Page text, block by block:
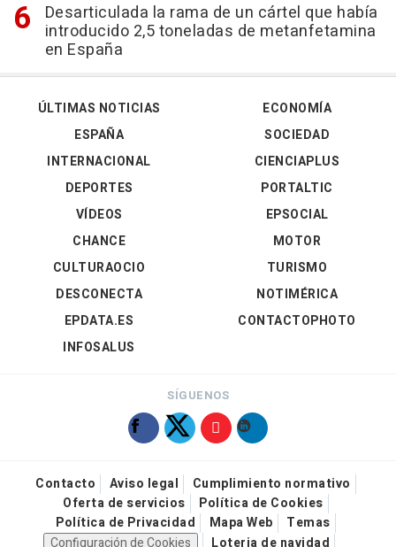
Desarticulada la rama de un cártel que había
introducido 2,5 toneladas de metanfetamina
en España
ÚLTIMAS NOTICIAS
ESPAÑA
INTERNACIONAL
DEPORTES
VÍDEOS
ECONOMÍA
SOCIEDAD
CIENCIAPLUS
PORTALTIC
EPSOCIAL
CHANCE
CULTURAOCIO
DESCONECTA
EPDATA.ES
INFOSALUS
MOTOR
TURISMO
NOTIMÉRICA
CONTACTOPHOTO
SÍGUENOS
Contacto Aviso legal
Cumplimiento normativo
Oferta de servicios
Política de Cookies
Política de Privacidad
Mapa Web
Temas